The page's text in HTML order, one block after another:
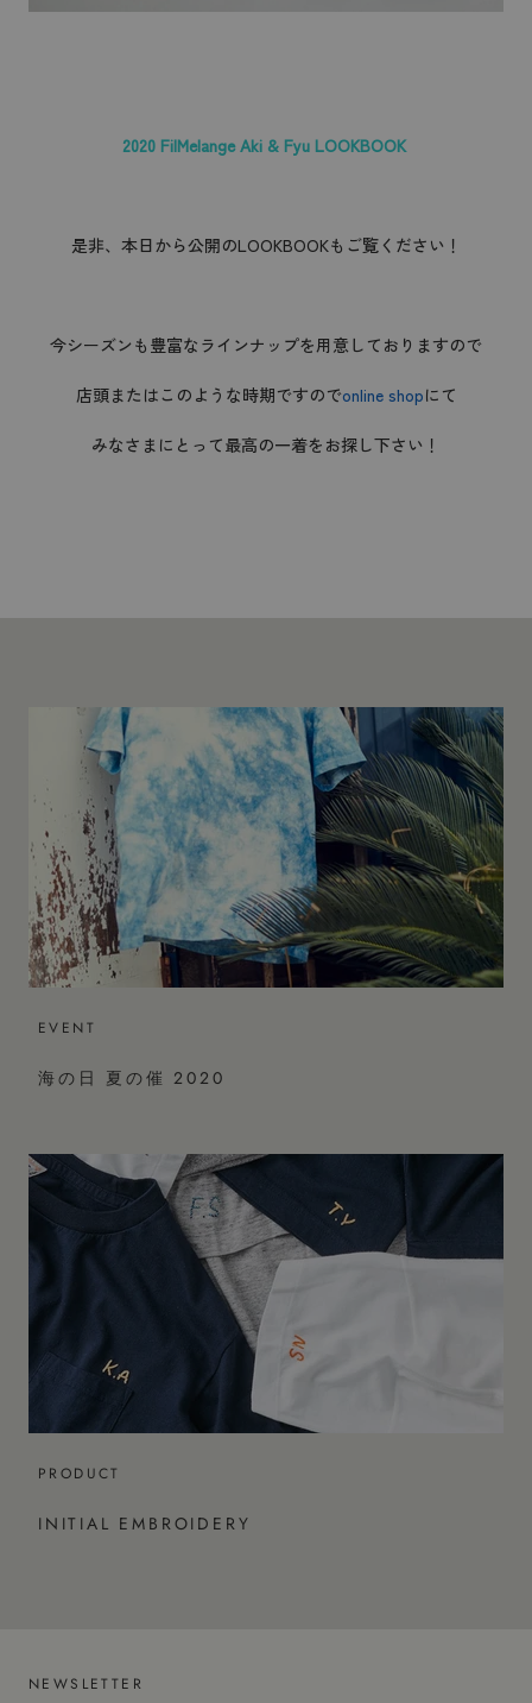
2020 FilMelange Aki & Fyu LOOKBOOK
是非、本日から公開のLOOKBOOKもご覧ください！
今シーズンも豊富なラインナップを用意しておりますので
店頭またはこのような時期ですのでonline shopにて
みなさまにとって最高の一着をお探し下さい！
EVENT
海の日 夏の催 2020
PRODUCT
INITIAL EMBROIDERY
NEWSLETTER